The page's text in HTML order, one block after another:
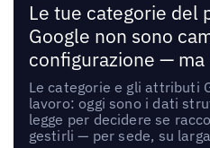
Le tue categorie del
Google non sono
configurazione —
Le categorie e gli attributi
lavoro: oggi sono i dati
legge per decidere se
gestirli — per sede, su